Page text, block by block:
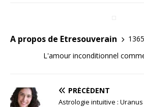
A propos de Etresouverain
L'amour inconditionnel
PRÉCÉDENT
Astrologie intuitive :